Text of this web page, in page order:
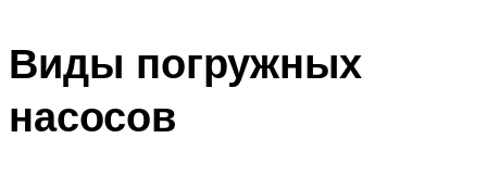
Виды погружных
насосов